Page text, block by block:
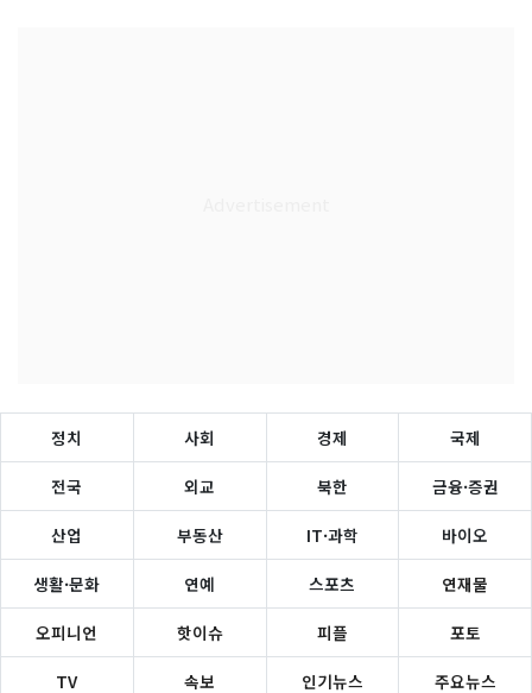
정치 사회 경제 국제
전국 외교 북한 금융·증권
산업 부동산 IT·과학 바이오
생활·문화 연예 스포츠 연재물
오피니언 핫이슈 피플 포토
TV 속보 인기뉴스 주요뉴스